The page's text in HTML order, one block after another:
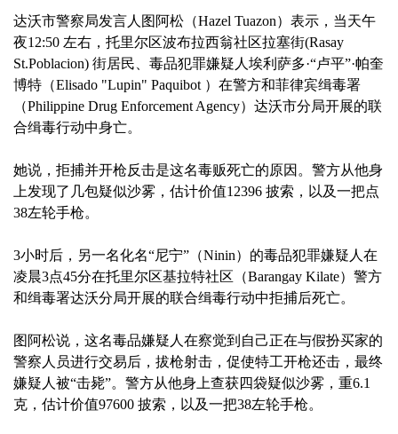
达沃市警察局发言人图阿松（Hazel Tuazon）表示，当天午
夜12:50 左右，托里尔区波布拉西翁社区拉塞街(Rasay
St.Poblacion) 街居民、毒品犯罪嫌疑人埃利萨多·“卢平”·帕奎
博特（Elisado "Lupin" Paquibot ）在警方和菲律宾缉毒署
（Philippine Drug Enforcement Agency）达沃市分局开展的联
合缉毒行动中身亡。
她说，拒捕并开枪反击是这名毒贩死亡的原因。警方从他身
上发现了几包疑似沙雾，估计价值12396 披索，以及一把点
38左轮手枪。
3小时后，另一名化名“尼宁”（Ninin）的毒品犯罪嫌疑人在
凌晨3点45分在托里尔区基拉特社区（Barangay Kilate）警方
和缉毒署达沃分局开展的联合缉毒行动中拒捕后死亡。
图阿松说，这名毒品嫌疑人在察觉到自己正在与假扮买家的
警察人员进行交易后，拔枪射击，促使特工开枪还击，最终
嫌疑人被“击毙”。警方从他身上查获四袋疑似沙雾，重6.1
克，估计价值97600 披索，以及一把38左轮手枪。